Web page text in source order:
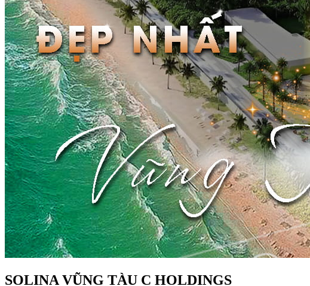
SOLINA VŨNG TÀU C HOLDINGS